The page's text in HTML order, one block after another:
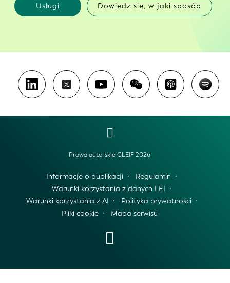
Usługi Dowiedz się, w jaki sposób
Prawa autorskie GLEIF 2026
Informacje o publikacji
Regulamin
Warunki korzystania z danych LEI
Warunki korzystania z AI
Polityka prywatności
Pliki cookie
Mapa serwisu